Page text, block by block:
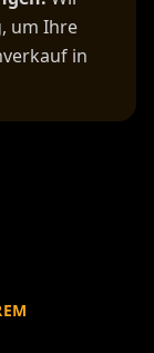
um Ihre
in